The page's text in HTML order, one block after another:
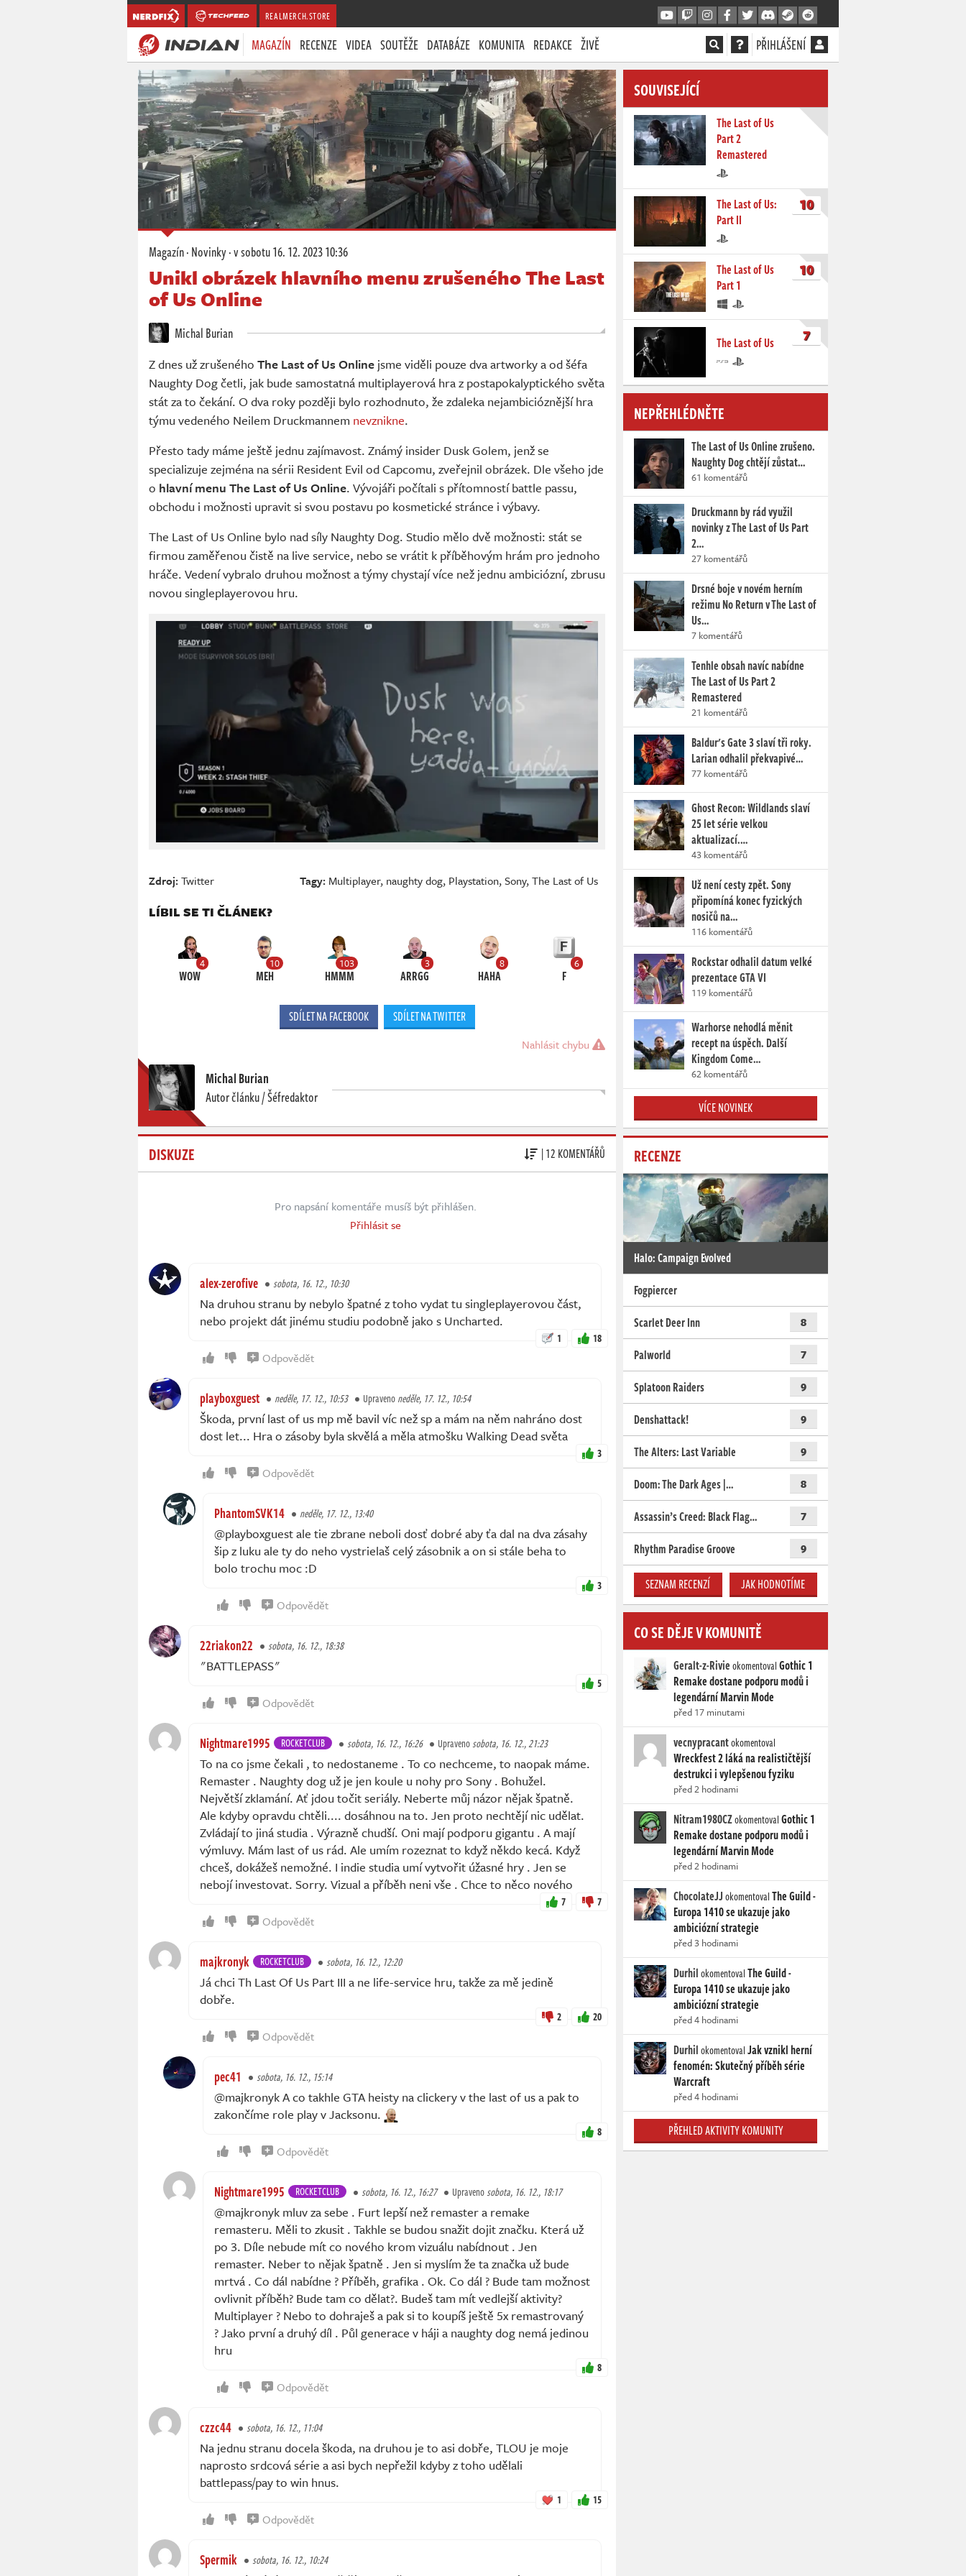
REALMERCH.STORE
MAGAZÍN RECENZE VIDEA SOUTĚŽE DATABÁZE KOMUNITA REDAKCE ŽIVĚ PŘIHLÁŠENÍ
Magazín·Novinky·v sobotu16. 12. 2023 10:36
Unikl obrázek hlavního menu zrušeného The Last
of Us Online
Michal Burian
Z dnes už zrušeného The Last of Us Online jsme viděli pouze dva artworky a od šéfa
Naughty Dog četli, jak bude samostatná multiplayerová hra z postapokalyptického světa
stát za to čekání. O dva roky později bylo rozhodnuto, že zdaleka nejambicióznější hra
týmu vedeného Neilem Druckmannem nevznikne.
Přesto tady máme ještě jednu zajímavost. Známý insider Dusk Golem, jenž se
specializuje zejména na sérii Resident Evil od Capcomu, zveřejnil obrázek. Dle všeho jde
o hlavní menu The Last of Us Online. Vývojáři počítali s přítomností battle passu,
obchodu i možnosti upravit si svou postavu po kosmetické stránce i výbavy.
The Last of Us Online bylo nad síly Naughty Dog. Studio mělo dvě možnosti: stát se
firmou zaměřenou čistě na live service, nebo se vrátit k příběhovým hrám pro jednoho
hráče. Vedení vybralo druhou možnost a týmy chystají více než jednu ambiciózní, zbrusu
novou singleplayerovou hru.
Zdroj:Twitter Tagy: Multiplayer, naughty dog, Playstation,Sony,The Last of Us
LÍBIL SE TI ČLÁNEK?
4
WOW
10
MEH
103
HMMM
3
ARRGG
8
HAHA
6
F
SDÍLET NA FACEBOOK SDÍLET NA TWITTER
Nahlásit chybu
Michal Burian
Autor článku / Šéfredaktor
DISKUZE | 12 KOMENTÁŘŮ
Pro napsání komentáře musíš být přihlášen.
Přihlásit se
alex-zerofive sobota, 16. 12., 10:30
Na druhou stranu by nebylo špatné z toho vydat tu singleplayerovou část,
nebo projekt dát jinému studiu podobně jako s Uncharted.
1 18
Odpovědět
playboxguest neděle, 17. 12., 10:53 Upravenoneděle, 17. 12., 10:54
Škoda, první last of us mp mě bavil víc než sp a mám na něm nahráno dost
dost let... Hra o zásoby byla skvělá a měla atmošku Walking Dead světa
3
Odpovědět
PhantomSVK14 neděle, 17. 12., 13:40
@playboxguest ale tie zbrane neboli dosť dobré aby ťa dal na dva zásahy
šip z luku ale ty do neho vystrielaš celý zásobnik a on si stále beha to
bolo trochu moc :D
3
Odpovědět
22riakon22 sobota, 16. 12., 18:38
"BATTLEPASS"
5
Odpovědět
Nightmare1995 ROCKETCLUB sobota, 16. 12., 16:26 Upravenosobota, 16. 12., 21:23
To na co jsme čekali , to nedostaneme . To co nechceme, to naopak máme.
Remaster . Naughty dog už je jen koule u nohy pro Sony . Bohužel.
Největší zklamání. Ať jdou točit seriály. Neberte můj názor nějak špatně.
Ale kdyby opravdu chtěli.... dosáhnou na to. Jen proto nechtějí nic udělat.
Zvládají to jiná studia . Výrazně chudší. Oni mají podporu gigantu . A mají
výmluvy. Mám last of us rád. Ale umím rozeznat to když někdo kecá. Když
chceš, dokážeš nemožné. I indie studia umí vytvořit úžasné hry . Jen se
nebojí investovat. Sorry. Vizual a příběh neni vše . Chce to něco nového
7 7
Odpovědět
majkronyk ROCKETCLUB sobota, 16. 12., 12:20
Já chci Th Last Of Us Part III a ne life-service hru, takže za mě jedině
dobře.
2 20
Odpovědět
pec41 sobota, 16. 12., 15:14
@majkronyk A co takhle GTA heisty na clickery v the last of us a pak to
zakončíme role play v Jacksonu.
8
Odpovědět
Nightmare1995 ROCKETCLUB sobota, 16. 12., 16:27 Upravenosobota, 16. 12., 18:17
@majkronyk mluv za sebe . Furt lepší než remaster a remake
remasteru. Měli to zkusit . Takhle se budou snažit dojit značku. Která už
po 3. Díle nebude mít co nového krom vizuálu nabídnout . Jen
remaster. Neber to nějak špatně . Jen si myslím že ta značka už bude
mrtvá . Co dál nabídne ? Příběh, grafika . Ok. Co dál ? Bude tam možnost
ovlivnit příběh? Bude tam co dělat?. Budeš tam mít vedlejší aktivity?
Multiplayer ? Nebo to dohraješ a pak si to koupíš ještě 5x remastrovaný
? Jako první a druhý díl . Půl generace v háji a naughty dog nemá jedinou
hru
8
Odpovědět
czzc44 sobota, 16. 12., 11:04
Na jednu stranu docela škoda, na druhou je to asi dobře, TLOU je moje
naprosto srdcová série a asi bych nepřežil kdyby z toho udělali
battlepass/pay to win hnus.
1 15
Odpovědět
Spermik sobota, 16. 12., 10:24
SOUVISEJÍCÍ
The Last of Us
Part 2
Remastered
The Last of Us:
Part II
10
The Last of Us
Part 1
10
The Last of Us 7
NEPŘEHLÉDNĚTE
The Last of Us Online zrušeno.
Naughty Dog chtějí zůstat…
61 komentářů
Druckmann by rád využil
novinky z The Last of Us Part
2…
27 komentářů
Drsné boje v novém herním
režimu No Return v The Last of
Us…
7 komentářů
Tenhle obsah navíc nabídne
The Last of Us Part 2
Remastered
21 komentářů
Baldur's Gate 3 slaví tři roky.
Larian odhalil překvapivé…
77 komentářů
Ghost Recon: Wildlands slaví
25 let série velkou
aktualizací.…
43 komentářů
Už není cesty zpět. Sony
připomíná konec fyzických
nosičů na…
116 komentářů
Rockstar odhalil datum velké
prezentace GTA VI
119 komentářů
Warhorse nehodlá měnit
recept na úspěch. Další
Kingdom Come…
62 komentářů
VÍCE NOVINEK
RECENZE
Halo: Campaign Evolved
Fogpiercer
Scarlet Deer Inn
8
Palworld 7
Splatoon Raiders 9
Denshattack! 9
The Alters: Last Variable 9
Doom: The Dark Ages |… 8
Assassin’s Creed: Black Flag… 7
Rhythm Paradise Groove 9
SEZNAM RECENZÍ JAK HODNOTÍME
CO SE DĚJE V KOMUNITĚ
Geralt-z-RivieokomentovalGothic 1
Remake dostane podporu modů i
legendární Marvin Mode
před 17 minutami
vecnypracantokomentoval
Wreckfest 2 láká na realističtější
destrukci i vylepšenou fyziku
před 2 hodinami
Nitram1980CZokomentovalGothic 1
Remake dostane podporu modů i
legendární Marvin Mode
před 2 hodinami
ChocolateJJokomentovalThe Guild -
Europa 1410 se ukazuje jako
ambiciózní strategie
před 3 hodinami
DurhilokomentovalThe Guild -
Europa 1410 se ukazuje jako
ambiciózní strategie
před 4 hodinami
DurhilokomentovalJak vznikl herní
fenomén: Skutečný příběh série
Warcraft
před 4 hodinami
PŘEHLED AKTIVITY KOMUNITY